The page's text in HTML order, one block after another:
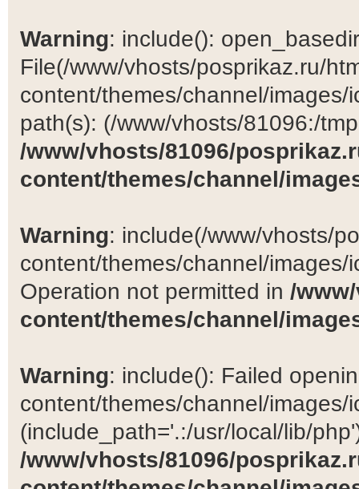
Warning: include():
File(/www/vhosts/posprikaz.ru/
content/themes/channel/
path(s): (/www/vhosts/81096:/
/www/vhosts/81096/
content/themes/channel/
Warning: include(/www/vhosts/
content/themes/channel/
Operation not permitted in /
content/themes/channel/
Warning: include(): Failed
content/themes/channel/images/
(include_path='.:/usr/local/lib/
/www/vhosts/81096/